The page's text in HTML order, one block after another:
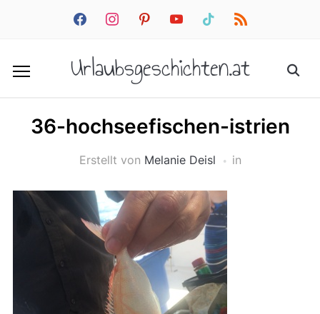
facebookinstagrampinterestyoutube tiktok rss
Urlaubsgeschichten.at
36-hochseefischen-istrien
Erstellt von Melanie Deisl in